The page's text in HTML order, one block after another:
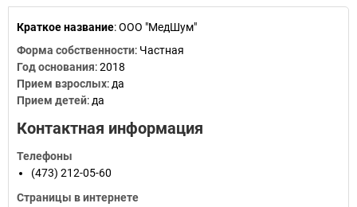
Краткое название:ООО "МедШум"
Форма собственности: Частная
Год основания:2018
Прием взрослых: да
Прием детей: да
Контактная информация
Телефоны
(473) 212-05-60
Страницы в интернете